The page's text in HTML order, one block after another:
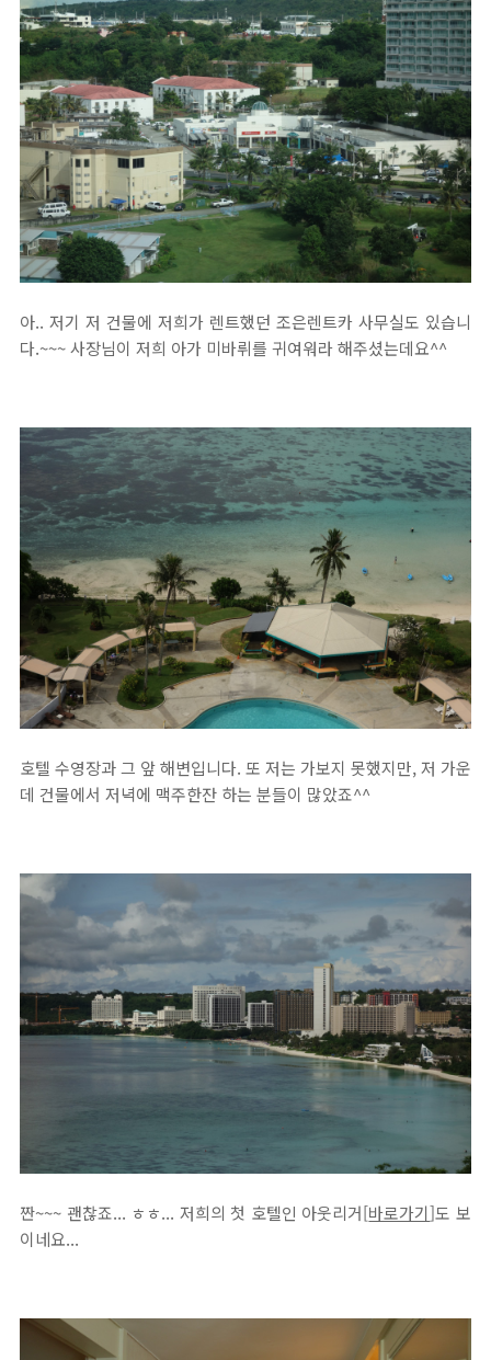
아.. 저기 저 건물에 저희가 렌트했던 조은렌트카 사무실도 있습니
다.~~~ 사장님이 저희 아가 미바뤼를 귀여워라 해주셨는데요^^
호텔 수영장과 그 앞 해변입니다. 또 저는 가보지 못했지만, 저 가운
데 건물에서 저녁에 맥주한잔 하는 분들이 많았죠^^
짠~~~ 괜찮죠... ㅎㅎ... 저희의 첫 호텔인 아웃리거[바로가기]도 보
이네요...